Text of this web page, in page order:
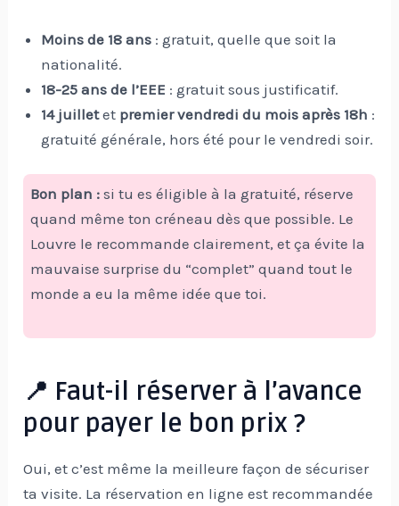
Moins de 18 ans : gratuit, quelle que soit la
nationalité.
18-25 ans de l’EEE : gratuit sous justificatif.
14 juilletet premier vendredi du mois après 18h :
gratuité générale, hors été pour le vendredi soir.
Bon plan : si tu es éligible à la gratuité, réserve
quand même ton créneau dès que possible. Le
Louvre le recommande clairement, et ça évite la
mauvaise surprise du “complet” quand tout le
monde a eu la même idée que toi.
📍 Faut-il réserver à l’avance
pour payer le bon prix ?
Oui, et c’est même la meilleure façon de sécuriser
ta visite. La réservation en ligne est recommandée